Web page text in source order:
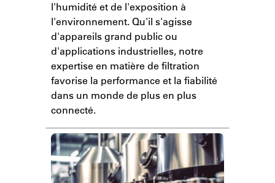
l'humidité et de l'exposition à
l'environnement. Qu'il s'agisse
d'appareils grand public ou
d'applications industrielles, notre
expertise en matière de filtration
favorise la performance et la fiabilité
dans un monde de plus en plus
connecté.